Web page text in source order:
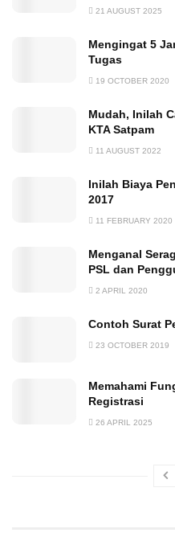
21 AUGUST 2025
Mengingat 5
Tugas
19 OCTOBER 2020
Mudah, Inilah
KTA Satpam
11 AUGUST 2022
Inilah Biaya
2017
11 FEBRUARY 2020
Menganal
PSL dan
2 APRIL 2020
Contoh Surat
23 OCTOBER 2019
Memahami
Registrasi
26 APRIL 2025